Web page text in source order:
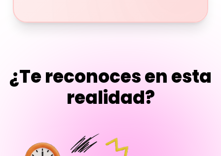
¿Te reconoces en esta
realidad?